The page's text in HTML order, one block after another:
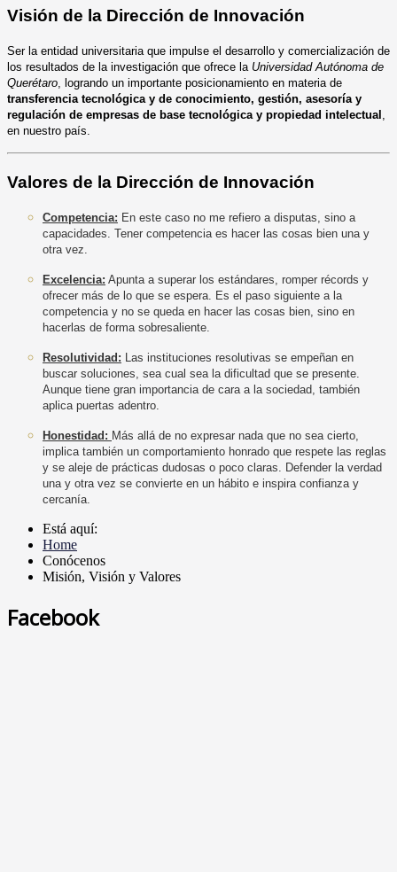
Visión de la Dirección de Innovación
Ser la entidad universitaria que impulse el desarrollo y comercialización de
los resultados de la investigación que ofrece la Universidad Autónoma de
Querétaro , logrando un importante posicionamiento en materia de
transferencia tecnológica y de conocimiento, gestión, asesoría y
regulación de empresas de base tecnológica y propiedad intelectual
en nuestro país.
Valores de la Dirección de Innovación
Competencia: En este caso no me refiero a disputas, sino a
capacidades. Tener competencia es hacer las cosas bien una y
otra vez.
Excelencia: Apunta a superar los estándares, romper récords y
ofrecer más de lo que se espera. Es el paso siguiente a la
competencia y no se queda en hacer las cosas bien, sino en
hacerlas de forma sobresaliente.
Resolutividad: Las instituciones resolutivas se empeñan en
buscar soluciones, sea cual sea la dificultad que se presente.
Aunque tiene gran importancia de cara a la sociedad, también
aplica puertas adentro.
Honestidad: Más allá de no expresar nada que no sea cierto,
implica también un comportamiento honrado que respete las reglas
y se aleje de prácticas dudosas o poco claras. Defender la verdad
una y otra vez se convierte en un hábito e inspira confianza y
cercanía.
Está aquí:
Home
Conócenos
Misión, Visión y Valores
Facebook